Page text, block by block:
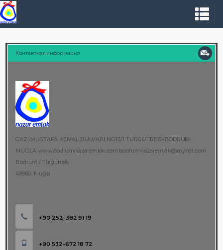
Контактная информация
GAZİ MUSTAFA KEMAL BULVARI NO:13/1 TURGUTREİS-BODRUM-
MUĞLA www.bodrumnazaremlak.com bodrumnazaremlak@mynet.com
Bodrum / Turgutreis
48960, Muğla
+90 252-382 91 19
+90 532-672 18 72